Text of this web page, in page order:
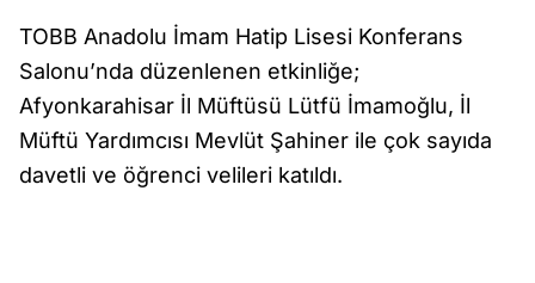
TOBB Anadolu İmam Hatip Lisesi Konferans
Salonu’nda düzenlenen etkinliğe;
Afyonkarahisar İl Müftüsü Lütfü İmamoğlu, İl
Müftü Yardımcısı Mevlüt Şahiner ile çok sayıda
davetli ve öğrenci velileri katıldı.